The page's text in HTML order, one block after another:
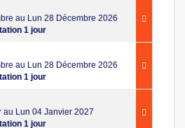
au Lun 28 Décembre 2026
1 jour
au Lun 28 Décembre 2026
1 jour
au Lun 04 Janvier 2027
1 jour